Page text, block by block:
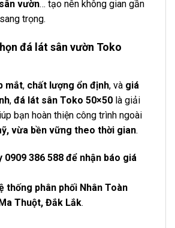
vườn… tạo nên không gian gần
trọng.
đá lát sân vườn Toko
mắt, chất lượng ổn định, và giá
, đá lát sân Toko 50×50 là giải
bạn hoàn thiện công trình ngoài
vừa bền vững theo thời gian.
0909 386 588 để nhận báo giá
thống phân phối Nhân Toàn
Thuột, Đắk Lắk.